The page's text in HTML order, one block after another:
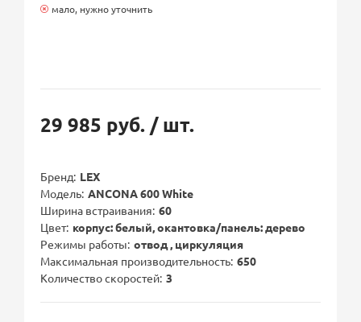
мало, нужно уточнить
29 985 руб. / шт.
Бренд LEX
Модель ANCONA 600 White
Ширина встраивания 60
Цвет корпус: белый, окантовка/панель: дерево
Режимы работы отвод , циркуляция
Максимальная производительность 650
Количество скоростей 3